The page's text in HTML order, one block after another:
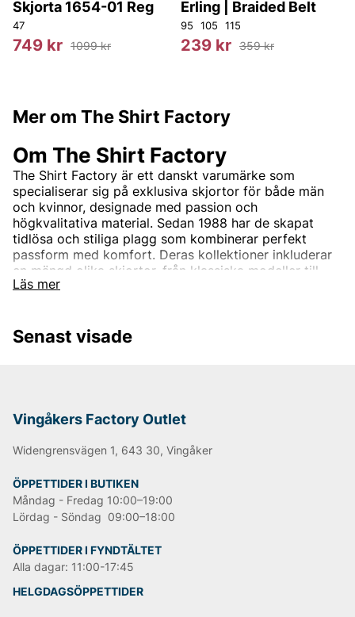
W40L32 W40L34 W31L30
Skjorta 1654-01 Reg
47
749 kr 1099 kr
Erling | Braided Belt
95 105 115
239 kr 359 kr
Mer om The Shirt Factory
Läs mer
Om The Shirt Factory
The Shirt Factory är ett danskt varumärke som
specialiserar sig på exklusiva skjortor för både män
och kvinnor, designade med passion och
högkvalitativa material. Sedan 1988 har de skapat
tidlösa och stiliga plagg som kombinerar perfekt
passform med komfort. Deras kollektioner inkluderar
en mängd olika skjortor, från klassiska modeller till
mer moderna snitt, alla designade för att passa olika
Factory till fantastiska outletpriser - fynda exklusiva
Senast visade
Vingåkers Factory Outlet
Widengrensvägen 1, 643 30, Vingåker
ÖPPETTIDER I BUTIKEN
Måndag - Fredag 10:00–19:00
Lördag - Söndag 09:00–18:00
ÖPPETTIDER I FYNDTÄLTET
Alla dagar: 11:00-17:45
HELGDAGSÖPPETTIDER